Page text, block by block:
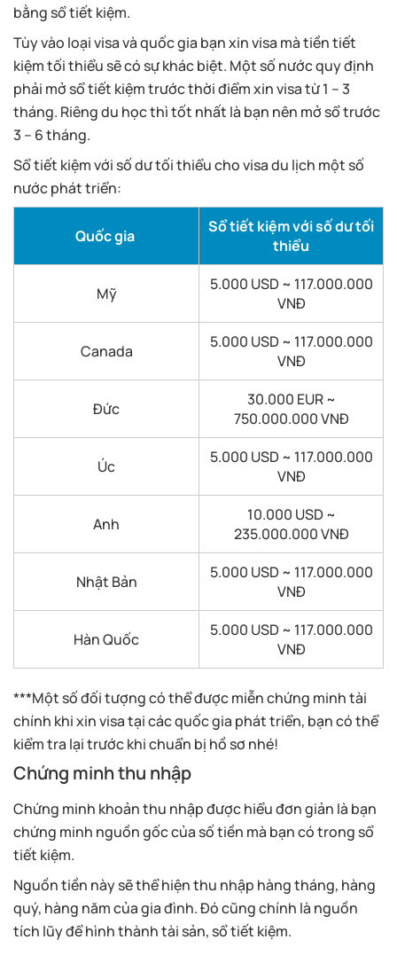
bằng sổ tiết kiệm.
Tùy vào loại visa và quốc gia bạn xin visa mà tiền tiết
kiệm tối thiểu sẽ có sự khác biệt. Một số nước quy định
phải mở sổ tiết kiệm trước thời điểm xin visa từ 1 – 3
tháng. Riêng du học thì tốt nhất là bạn nên mở sổ trước
3 – 6 tháng.
Sổ tiết kiệm với số dư tối thiểu cho visa du lịch một số
nước phát triển:
Quốc gia
Sổ tiết kiệm với số dư tối
thiểu
Mỹ
5.000 USD ~ 117.000.000
VNĐ
Canada
5.000 USD ~ 117.000.000
VNĐ
Đức
30.000 EUR ~
750.000.000 VNĐ
Úc
5.000 USD ~ 117.000.000
VNĐ
Anh
10.000 USD ~
235.000.000 VNĐ
Nhật Bản
5.000 USD ~ 117.000.000
VNĐ
Hàn Quốc
5.000 USD ~ 117.000.000
VNĐ
***Một số đối tượng có thể được miễn chứng minh tài
chính khi xin visa tại các quốc gia phát triển, bạn có thể
kiểm tra lại trước khi chuẩn bị hồ sơ nhé!
Chứng minh thu nhập
Chứng minh khoản thu nhập được hiểu đơn giản là bạn
chứng minh nguồn gốc của số tiền mà bạn có trong sổ
tiết kiệm.
Nguồn tiền này sẽ thể hiện thu nhập hàng tháng, hàng
quý, hàng năm của gia đình. Đó cũng chính là nguồn
tích lũy để hình thành tài sản, sổ tiết kiệm.